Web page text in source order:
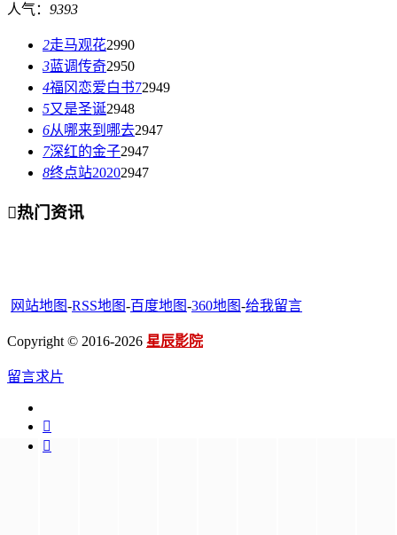
人气： 9393
2走马观花2990
3蓝调传奇2950
4福冈恋爱白书72949
5又是圣诞2948
6从哪来到哪去2947
7深红的金子2947
8终点站20202947
热门资讯
网站地图-RSS地图-百度地图-360地图-给我留言
Copyright © 2016-2026 星辰影院
留言求片

